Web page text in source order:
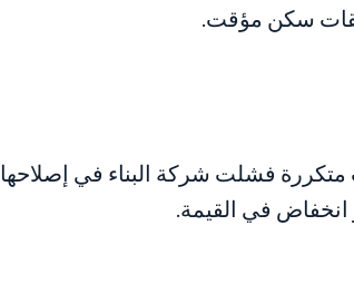
سكن مؤقت.
فشلت شركة البناء في إصلاحها
انخفاض في القيمة.